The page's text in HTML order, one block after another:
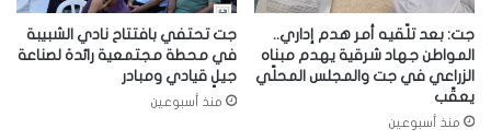
جت: بعد تلّقيه أمر هدم إداري..
المواطن جهاد شرقية يهدم مبناه
الزراعي في جت والمجلس المحلّي
يعقّب
منذ أسبوعين
جت تحتفي بافتتاح نادي الشبيبة
في محطة مجتمعية رائدة لصناعة
جيلٍ قيادي ومبادر
منذ أسبوعين